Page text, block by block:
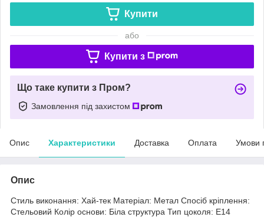
Купити
або
Купити з
Що таке купити з Пром?
Замовлення під захистом
Опис Характеристики Доставка Оплата Умови
Опис
Стиль виконання: Хай-тек Матеріал: Метал Спосіб кріплення:
Стельовий Колір основи: Біла структура Тип цоколя: E14